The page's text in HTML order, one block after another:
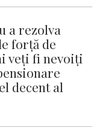
a rezolva
forță de
veți fi nevoiți
decent al